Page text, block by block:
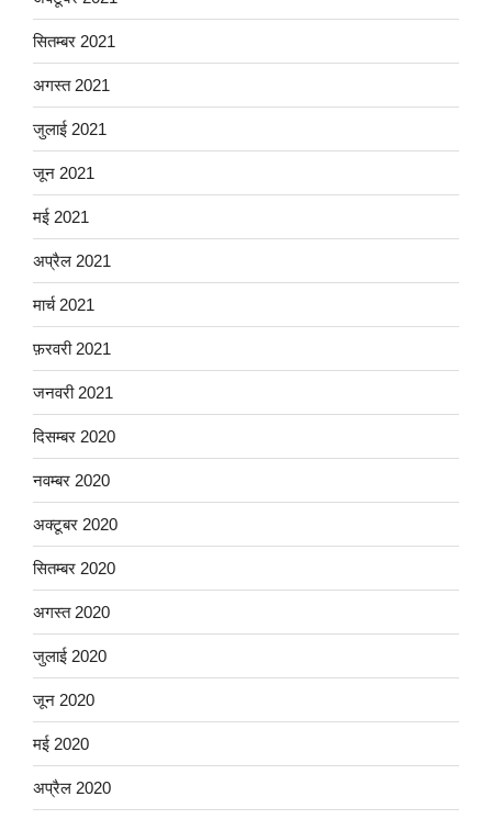
सितम्बर 2021
अगस्त 2021
जुलाई 2021
जून 2021
मई 2021
अप्रैल 2021
मार्च 2021
फ़रवरी 2021
जनवरी 2021
दिसम्बर 2020
नवम्बर 2020
अक्टूबर 2020
सितम्बर 2020
अगस्त 2020
जुलाई 2020
जून 2020
मई 2020
अप्रैल 2020